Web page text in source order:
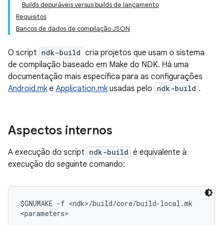
Builds depuráveis versus builds de lançamento
Requisitos
Bancos de dados de compilação JSON
O script ndk-build cria projetos que usam o sistema
de compilação baseado em Make do NDK. Há uma
documentação mais específica para as configurações
Android.mke Application.mkusadas pelo ndk-build .
Aspectos internos
A execução do script ndk-build é equivalente à
execução do seguinte comando:
$GNUMAKE -f <ndk>/build/core/build-local.mk